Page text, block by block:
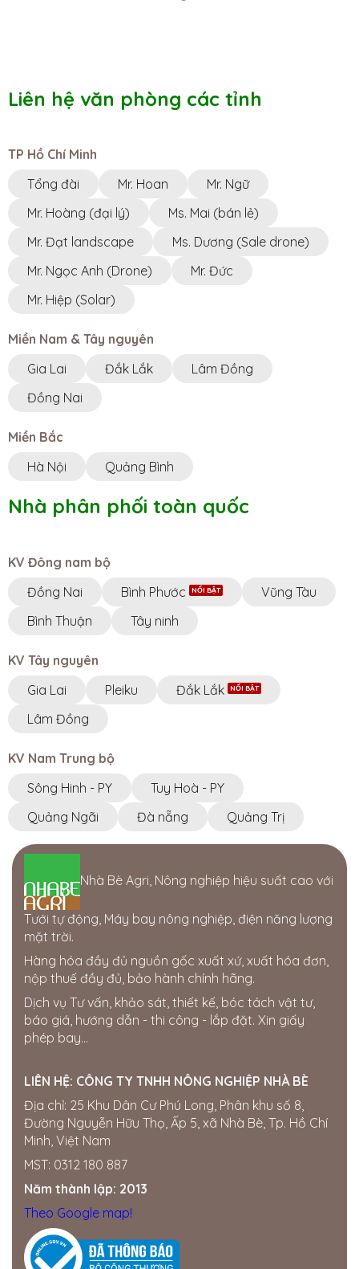
Liên hệ văn phòng các tỉnh
TP Hồ Chí Minh
Tổng đài
Mr. Hoan
Mr. Ngữ
Mr. Hoàng (đại lý)
Ms. Mai (bán lẻ)
Mr. Đạt landscape
Ms. Dương (Sale drone)
Mr. Ngọc Anh (Drone)
Mr. Đức
Mr. Hiệp (Solar)
Miền Nam & Tây nguyên
Gia Lai
Đắk Lắk
Lâm Đồng
Đồng Nai
Miền Bắc
Hà Nội
Quảng Bình
Nhà phân phối toàn quốc
KV Đông nam bộ
Đồng Nai
Bình Phước
Vũng Tàu
Bình Thuận
Tây ninh
KV Tây nguyên
Gia Lai
Pleiku
Đắk Lắk
Lâm Đồng
KV Nam Trung bộ
Sông Hinh - PY
Tuy Hoà - PY
Quảng Ngãi
Đà nẵng Quảng Trị
Nhà Bè Agri, Nông nghiệp hiệu suất cao với
Tưới tự động, Máy bay nông nghiệp, điện năng lượng
mặt trời.
Hàng hóa đầy đủ nguồn gốc xuất xứ, xuất hóa đơn,
nộp thuế đầy đủ, bảo hành chính hãng.
Dịch vụ Tư vấn, khảo sát, thiết kế, bóc tách vật tư,
báo giá, hướng dẫn - thi công - lắp đặt. Xin giấy
phép bay...
LIÊN HỆ: CÔNG TY TNHH NÔNG NGHIỆP NHÀ BÈ
Địa chỉ: 25 Khu Dân Cư Phú Long, Phân khu số 8,
Đường Nguyễn Hữu Thọ, Ấp 5, xã Nhà Bè, Tp. Hồ Chí
Minh, Việt Nam
MST: 0312 180 887
Năm thành lập: 2013
Theo Google map!